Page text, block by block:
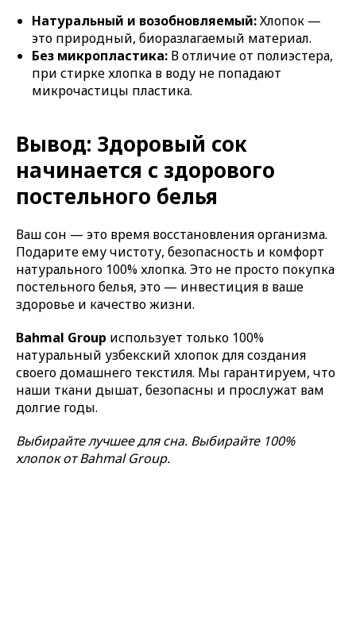
Натуральный и возобновляемый:Хлопок —
это природный, биоразлагаемый материал.
Без микропластика: В отличие от полиэстера,
при стирке хлопка в воду не попадают
микрочастицы пластика.
Вывод: Здоровый сок
начинается с здорового
постельного белья
Ваш сон — это время восстановления организма.
Подарите ему чистоту, безопасность и комфорт
натурального 100% хлопка. Это не просто покупка
постельного белья, это — инвестиция в ваше
здоровье и качество жизни.
Bahmal Group использует только 100%
натуральный узбекский хлопок для создания
своего домашнего текстиля. Мы гарантируем, что
наши ткани дышат, безопасны и прослужат вам
долгие годы.
Выбирайте лучшее для сна. Выбирайте 100%
хлопок от Bahmal Group.